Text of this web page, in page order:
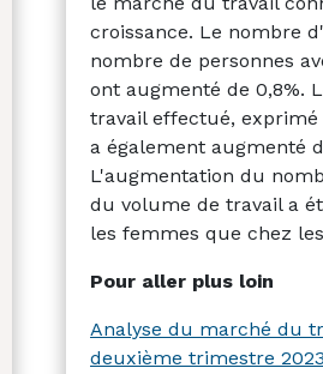
croissance. Le nombre
nombre de personnes
ont augmenté de 0,8%.
travail effectué,
a également augmenté
L'augmentation du
du volume de travail a
les femmes que chez
Pour aller plus loin
Analyse du marché du
deuxième trimestre 2023